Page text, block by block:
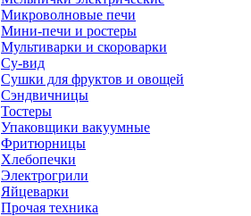
Микроволновые печи
Мини-печи и ростеры
Мультиварки и скороварки
Су-вид
Сушки для фруктов и овощей
Сэндвичницы
Тостеры
Упаковщики вакуумные
Фритюрницы
Хлебопечки
Электрогрили
Яйцеварки
Прочая техника